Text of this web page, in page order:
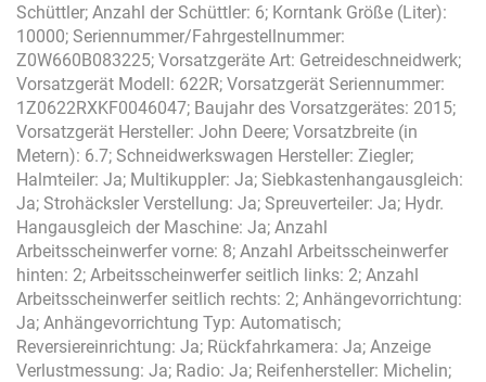
Schüttler; Anzahl der Schüttler: 6; Korntank Größe (Liter):
10000; Seriennummer/Fahrgestellnummer:
Z0W660B083225; Vorsatzgeräte Art: Getreideschneidwerk;
Vorsatzgerät Modell: 622R; Vorsatzgerät Seriennummer:
1Z0622RXKF0046047; Baujahr des Vorsatzgerätes: 2015;
Vorsatzgerät Hersteller: John Deere; Vorsatzbreite (in
Metern): 6.7; Schneidwerkswagen Hersteller: Ziegler;
Halmteiler: Ja; Multikuppler: Ja; Siebkastenhangausgleich:
Ja; Strohäcksler Verstellung: Ja; Spreuverteiler: Ja; Hydr.
Hangausgleich der Maschine: Ja; Anzahl
Arbeitsscheinwerfer vorne: 8; Anzahl Arbeitsscheinwerfer
hinten: 2; Arbeitsscheinwerfer seitlich links: 2; Anzahl
Arbeitsscheinwerfer seitlich rechts: 2; Anhängevorrichtung:
Ja; Anhängevorrichtung Typ: Automatisch;
Reversiereinrichtung: Ja; Rückfahrkamera: Ja; Anzeige
Verlustmessung: Ja; Radio: Ja; Reifenhersteller: Michelin;